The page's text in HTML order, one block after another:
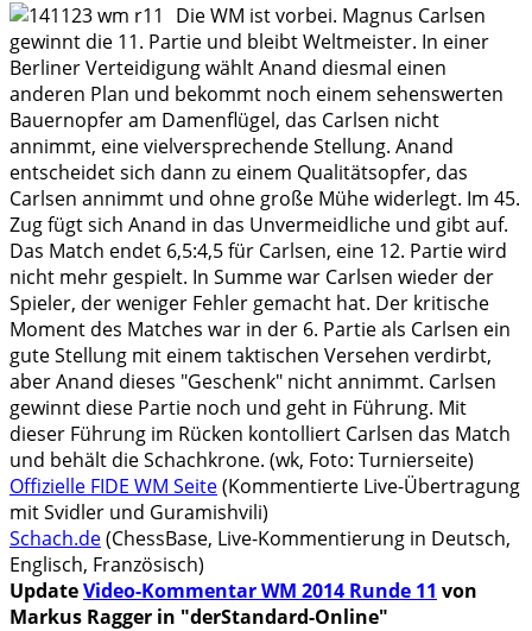
Die WM ist vorbei. Magnus Carlsen
gewinnt die 11. Partie und bleibt Weltmeister. In einer
Berliner Verteidigung wählt Anand diesmal einen
anderen Plan und bekommt noch einem sehenswerten
Bauernopfer am Damenflügel, das Carlsen nicht
annimmt, eine vielversprechende Stellung. Anand
entscheidet sich dann zu einem Qualitätsopfer, das
Carlsen annimmt und ohne große Mühe widerlegt. Im 45.
Zug fügt sich Anand in das Unvermeidliche und gibt auf.
Das Match endet 6,5:4,5 für Carlsen, eine 12. Partie wird
nicht mehr gespielt. In Summe war Carlsen wieder der
Spieler, der weniger Fehler gemacht hat. Der kritische
Moment des Matches war in der 6. Partie als Carlsen ein
gute Stellung mit einem taktischen Versehen verdirbt,
aber Anand dieses "Geschenk" nicht annimmt. Carlsen
gewinnt diese Partie noch und geht in Führung. Mit
dieser Führung im Rücken kontolliert Carlsen das Match
und behält die Schachkrone. (wk, Foto: Turnierseite)
Offizielle FIDE WM Seite(Kommentierte Live-Übertragung
mit Svidler und Guramishvili)
Schach.de(ChessBase, Live-Kommentierung in Deutsch,
Englisch, Französisch)
UpdateVideo-Kommentar WM 2014 Runde 11 von
Markus Ragger in "derStandard-Online"